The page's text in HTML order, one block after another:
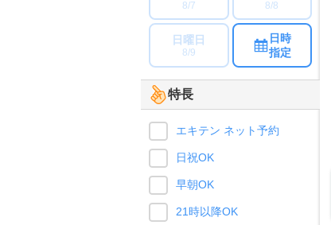
8/7 8/8
日曜日
8/9
日時
指定
特長
エキテン ネット予約
日祝OK
早朝OK
21時以降OK